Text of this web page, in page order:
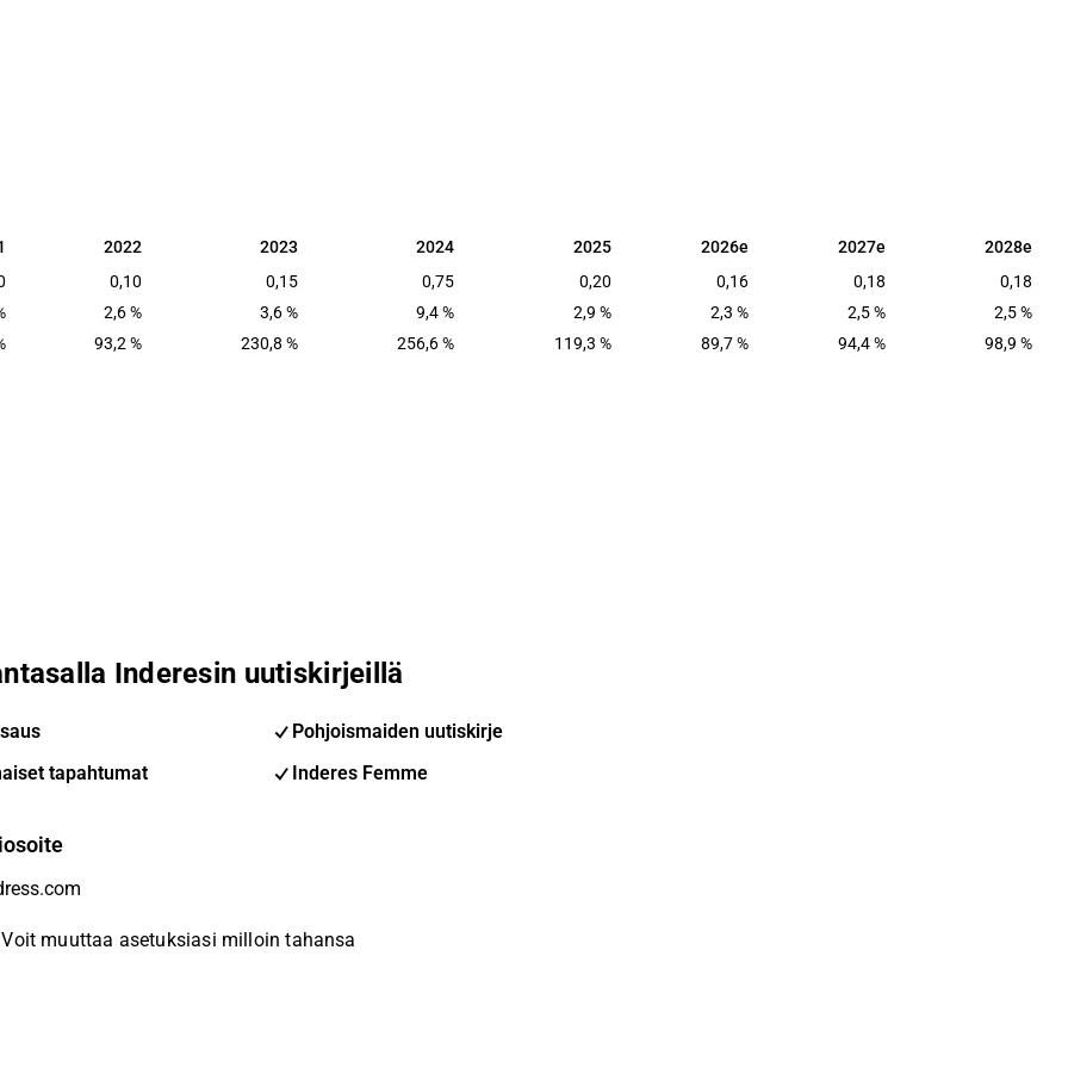
2022 2023 2024 2025 2026e 2027e 2028e
2022 2023 2024 2025 2026e 2027e
2028e
0,10 0,15 0,75 0,20 0,16 0,18
0,18
2,6 % 3,6 % 9,4 % 2,9 % 2,3 % 2,5 %
2,5 %
93,2 % 230,8 % 256,6 % 119,3 % 89,7 % 94,4 % 98,9 %
Inderesin uutiskirjeillä
Pohjoismaiden uutiskirje
tapahtumat
Inderes Femme
Voit muuttaa asetuksiasi milloin tahansa